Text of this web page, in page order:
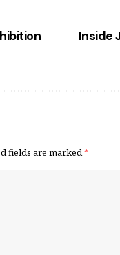
Inside
fields are marked*